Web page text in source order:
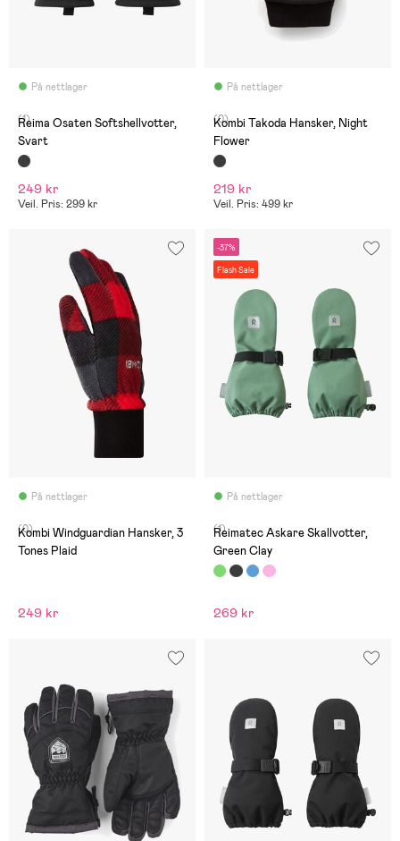
På nettlager
(1)
Reima Osaten Softshellvotter,
Svart
249 kr
Veil. Pris: 299 kr
På nettlager
(0)
Kombi Takoda Hansker, Night
Flower
219 kr
Veil. Pris: 499 kr
På nettlager
(0)
Kombi Windguardian Hansker, 3
Tones Plaid
249 kr
-37%
Flash Sale
På nettlager
(1)
Reimatec Askare Skallvotter,
Green Clay
269 kr